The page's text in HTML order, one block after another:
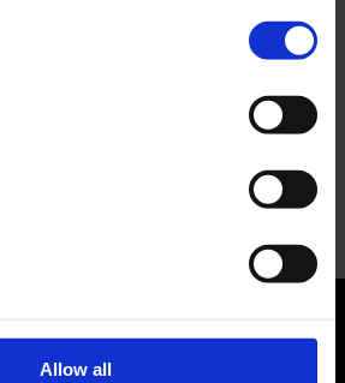
Allow all
di Miu Miu: Hailey Bieber e
da mostrare.